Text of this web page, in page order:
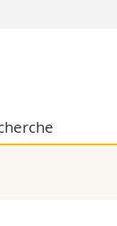
et
humaines